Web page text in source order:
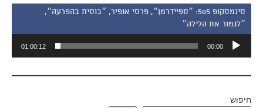
סינמסקופ 505: ״ספיידרמן״, פרסי אופיר, ״בוסית בהפרעה״,
״לגמור את הלילה״
אודיו
00:00
01:00:12
חיפוש